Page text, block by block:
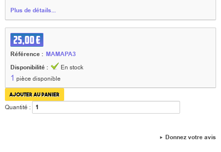
Plus de détails...
25,00 €
Référence : MAMAPA3
Disponibilité :
En stock
1 pièce disponible
Quantité :
Donnez votre avis